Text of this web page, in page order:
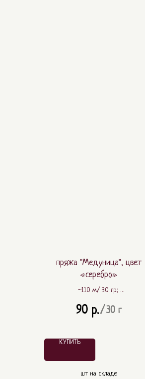
пряжа "Медуница", цвет
«серебро»
~110 м./ 30 гр.;
90 р./30 г
КУПИТЬ